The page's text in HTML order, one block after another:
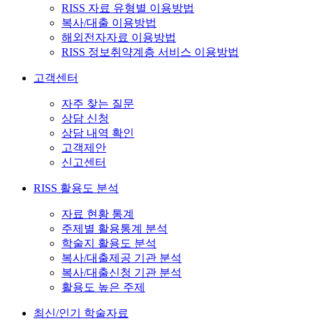
RISS 자료 유형별 이용방법
복사/대출 이용방법
해외전자자료 이용방법
RISS 정보취약계층 서비스 이용방법
고객센터
자주 찾는 질문
상담 신청
상담 내역 확인
고객제안
신고센터
RISS 활용도 분석
자료 현황 통계
주제별 활용통계 분석
학술지 활용도 분석
복사/대출제공 기관 분석
복사/대출신청 기관 분석
활용도 높은 주제
최신/인기 학술자료